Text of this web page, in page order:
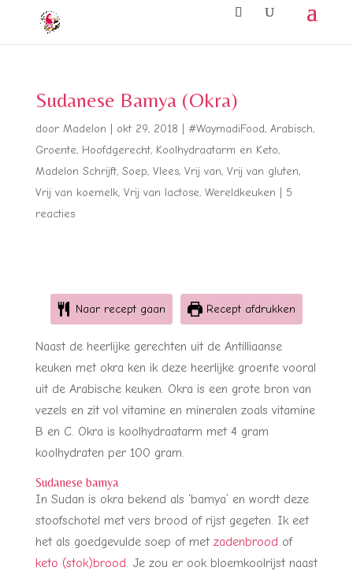
Sudanese Bamya (Okra)
door Madelon okt 29, 2018 #WaymadiFood, Arabisch,
Groente, Hoofdgerecht, Koolhydraatarm en Keto,
Madelon Schrijft, Soep, Vlees, Vrij van, Vrij van gluten,
Vrij van koemelk, Vrij van lactose, Wereldkeuken
5
reacties
Naar recept gaan Recept afdrukken
Naast de heerlijke gerechten uit de Antilliaanse
keuken met okra ken ik deze heerlijke groente vooral
uit de Arabische keuken. Okra is een grote bron van
vezels en zit vol vitamine en mineralen zoals vitamine
B en C. Okra is koolhydraatarm met 4 gram
koolhydraten per 100 gram.
Sudanese bamya
In Sudan is okra bekend als ‘bamya’ en wordt deze
stoofschotel met vers brood of rijst gegeten. Ik eet
het als goedgevulde soep of met zadenbrood of
keto (stok)brood. Je zou er ook bloemkoolrijst naast